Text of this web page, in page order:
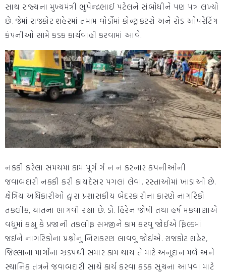
સાથ રાજ્યના મુખ્યમંત્રી ભુપેન્દ્રભાઈ પટેલને સંબોધીને પણ પત્ર લખ્યો
છે. જેમાં રાજકોટ શહેરમાં તમામ વોર્ડોમાં કોન્ટ્રાકટરો અને રોડ ઓપરેટિંગ
કંપનીઓ સામે કડક કાર્યવાહી કરવામાં આવે.
નકકી કરેલા સમયમાં કામ પૂર્ગ ર્ગ ન ન કરનાર કંપનીઓની
જવાબદારી નકકી કરી કાયદેસર પગલાં લેવાં. રસ્તાઓમાં ખાડાઓ છે.
ક્ષેત્રિય અધિકારીઓ દ્વારા પ્રશાસકીય બેદરકારીના કારણે નાગરિકો
તકલીક, યાતના ભાગવી રહ્યા છે. ડો. હિરેન જોષી તથા હર્ષ મકવાણાએ
વધુમાં કહ્યુ કે પ્રજાની તકલીફ સમજીને કામ કરવુ જોઈએ ફિલ્ડમાં
જઈને નાગરિકોના પ્રશ્નોનું નિરાકરણ લાવવુ જોઈએ. રાજકોટ શહેર,
જિલ્લાના માર્ગોના ઝડપથી સમાર કામ થાય તે માટે અનુદાન મળે અને
સ્થાનિક તંત્રને જવાબદારી સાથે કાર્ય કરવા કડક સુચના આપવા માટે